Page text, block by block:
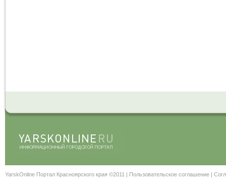
YarskOnline Портал Красноярского края ©2011 | Пользовательское соглашение |